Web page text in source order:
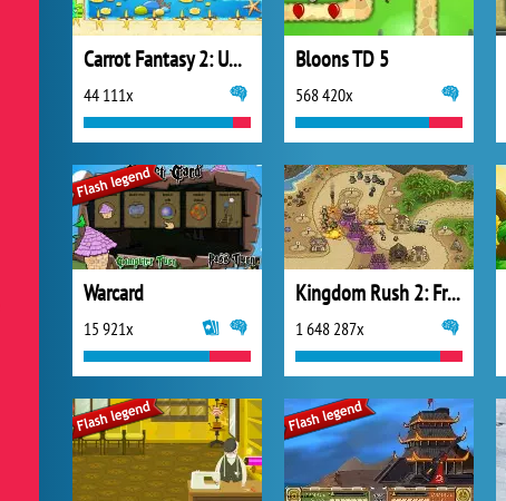
Carrot Fantasy 2: Undersea
44 111x
Bloons TD 5
568 420x
Warcard
15 921x
Kingdom Rush 2: Frontiers
1 648 287x